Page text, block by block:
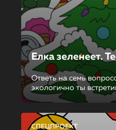
Елка зеленеет.
Ответь на семь
экологично ты
СПЕЦПРОЕКТ